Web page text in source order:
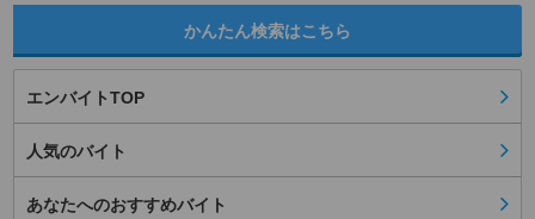
かんたん検索はこちら
エンバイトTOP
人気のバイト
あなたへのおすすめバイト